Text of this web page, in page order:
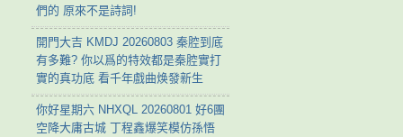
們的 原來不是詩詞!
開門大吉 KMDJ 20260803 秦腔到底
有多難? 你以爲的特效都是秦腔實打
實的真功底 看千年戲曲焕發新生
你好星期六 NHXQL 20260801 好6團
空降大庸古城 丁程鑫爆笑模仿孫悟